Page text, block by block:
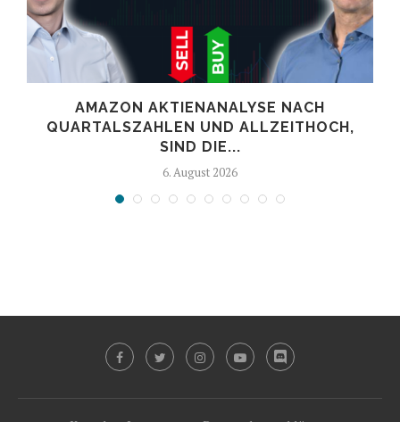
AMAZON AKTIENANALYSE NACH
QUARTALSZAHLEN UND ALLZEITHOCH,
SIND DIE...
6. August 2026